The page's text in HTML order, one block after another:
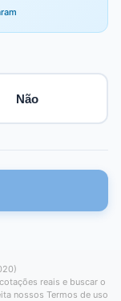
Não
reais e buscar o
nossos Termos de uso